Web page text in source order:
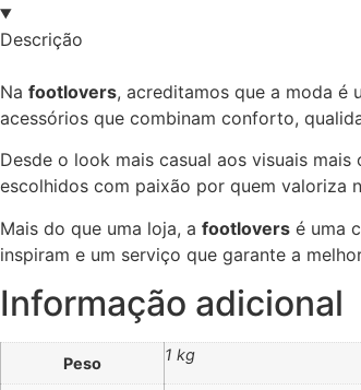
Descrição
Na footlovers, acreditamos que a moda é
acessórios que combinam conforto,
Desde o look mais casual aos visuais
escolhidos com paixão por quem valoriza
Mais do que uma loja, a footlovers é uma
inspiram e um serviço que garante a
Informação adicional
Peso 1 kg